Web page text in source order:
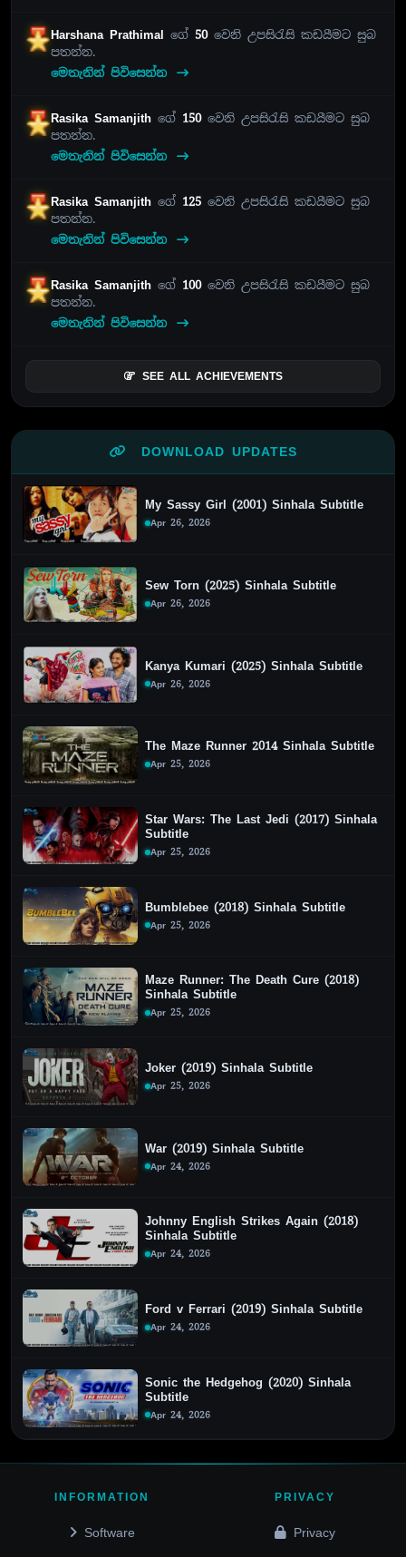
Harshana Prathimal ගේ 50වෙනි උපසිරැසි කඩයීමට සුබ
පතන්න.
මෙතැනින් පිවිසෙන්න
Rasika Samanjithගේ 150වෙනි උපසිරැසි කඩයීමට සුබ
පතන්න.
මෙතැනින් පිවිසෙන්න
Rasika Samanjithගේ 125 වෙනි උපසිරැසි කඩයීමට සුබ
පතන්න.
මෙතැනින් පිවිසෙන්න
Rasika Samanjithගේ 100වෙනි උපසිරැසි කඩයීමට සුබ
පතන්න.
මෙතැනින් පිවිසෙන්න
SEE ALL ACHIEVEMENTS
DOWNLOAD UPDATES
My Sassy Girl (2001) Sinhala Subtitle
Apr 26, 2026
Sew Torn (2025) Sinhala Subtitle
Apr 26, 2026
Kanya Kumari (2025) Sinhala Subtitle
Apr 26, 2026
The Maze Runner 2014 Sinhala Subtitle
Apr 25, 2026
Star Wars: The Last Jedi (2017) Sinhala
Subtitle
Apr 25, 2026
Bumblebee (2018) Sinhala Subtitle
Apr 25, 2026
Maze Runner: The Death Cure (2018)
Sinhala Subtitle
Apr 25, 2026
Joker (2019) Sinhala Subtitle
Apr 25, 2026
War (2019) Sinhala Subtitle
Apr 24, 2026
Johnny English Strikes Again (2018)
Sinhala Subtitle
Apr 24, 2026
Ford v Ferrari (2019) Sinhala Subtitle
Apr 24, 2026
Sonic the Hedgehog (2020) Sinhala
Subtitle
Apr 24, 2026
INFORMATION
Software
PRIVACY
Privacy